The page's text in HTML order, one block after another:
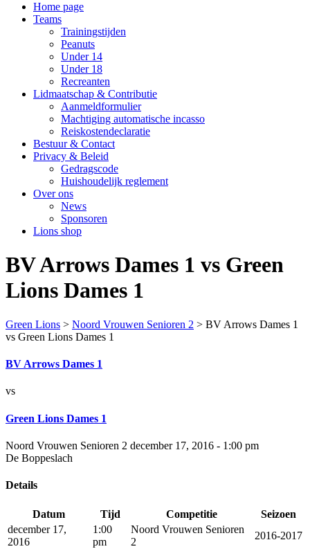
Home page
Teams
Trainingstijden
Peanuts
Under 14
Under 18
Recreanten
Lidmaatschap & Contributie
Aanmeldformulier
Machtiging automatische incasso
Reiskostendeclaratie
Bestuur & Contact
Privacy & Beleid
Gedragscode
Huishoudelijk reglement
Over ons
News
Sponsoren
Lions shop
BV Arrows Dames 1 vs Green
Lions Dames 1
Green Lions > Noord Vrouwen Senioren 2 > BV Arrows Dames 1
vs Green Lions Dames 1
BV Arrows Dames 1
vs
Green Lions Dames 1
Noord Vrouwen Senioren 2 december 17, 2016 - 1:00 pm
De Boppeslach
Details
Datum Tijd Competitie
Seizoen
december 17,
2016
1:00
pm
Noord Vrouwen Senioren
2
2016-2017